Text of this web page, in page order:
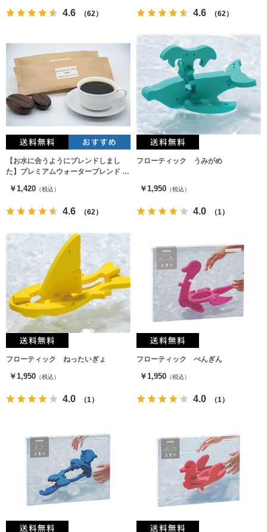
4.6 （62） 4.6 （62）
【お水に合うようにブレンドしまし
た】プレミアムウォーターブレンド ～
￥1,420 （税込）
4.6 （62）
フローティック うみがめ
￥1,950 （税込）
4.0 （1）
フローティック ねったいぎょ
￥1,950 （税込）
4.0 （1）
フローティック ぺんぎん
￥1,950 （税込）
4.0 （1）